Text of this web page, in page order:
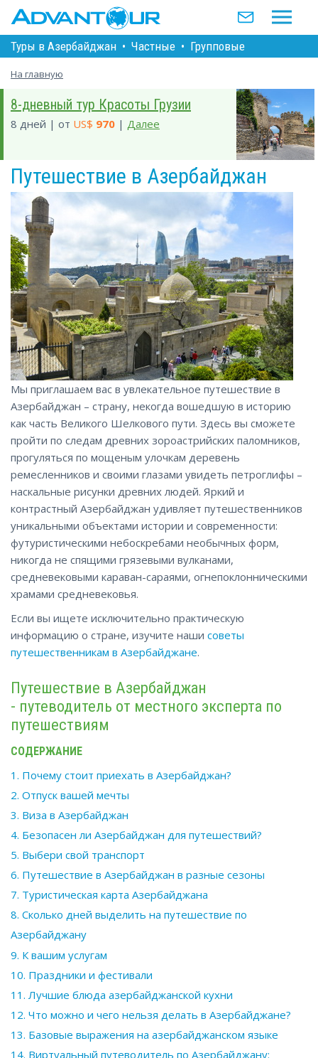
Туры в Азербайджан • Частные • Групповые
На главную
8-дневный тур Красоты Грузии
8 дней | от US$ 970 | Далее
Путешествие в Азербайджан
Мы приглашаем вас в увлекательное путешествие в
Азербайджан – страну, некогда вошедшую в историю
как часть Великого Шелкового пути. Здесь вы сможете
пройти по следам древних зороастрийских паломников,
прогуляться по мощеным улочкам деревень
ремесленников и своими глазами увидеть петроглифы –
наскальные рисунки древних людей. Яркий и
контрастный Азербайджан удивляет путешественников
уникальными объектами истории и современности:
футуристическими небоскребами необычных форм,
никогда не спящими грязевыми вулканами,
средневековыми караван-сараями, огнепоклонническими
храмами средневековья.
Если вы ищете исключительно практическую
информацию о стране, изучите наши советы
путешественникам в Азербайджане.
Путешествие в Азербайджан
- путеводитель от местного эксперта по
путешествиям
СОДЕРЖАНИЕ
1. Почему стоит приехать в Азербайджан?
2. Отпуск вашей мечты
3. Виза в Азербайджан
4. Безопасен ли Азербайджан для путешествий?
5. Выбери свой транспорт
6. Путешествие в Азербайджан в разные сезоны
7. Туристическая карта Азербайджана
8. Сколько дней выделить на путешествие по
Азербайджану
9. К вашим услугам
10. Праздники и фестивали
11. Лучшие блюда азербайджанской кухни
12. Что можно и чего нельзя делать в Азербайджане?
13. Базовые выражения на азербайджанском языке
14. Виртуальный путеводитель по Азербайджану: